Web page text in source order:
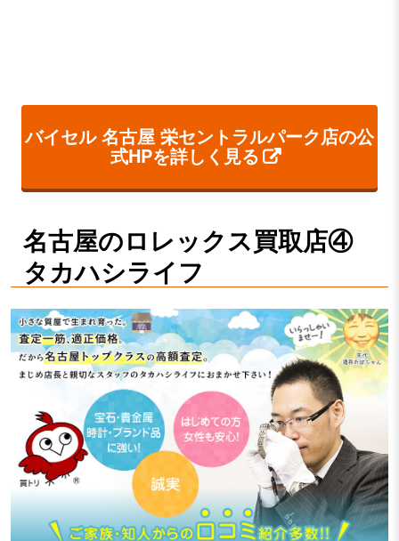
バイセル 名古屋 栄セントラルパーク店の公
式HPを詳しく見る
名古屋のロレックス買取店④
タカハシライフ